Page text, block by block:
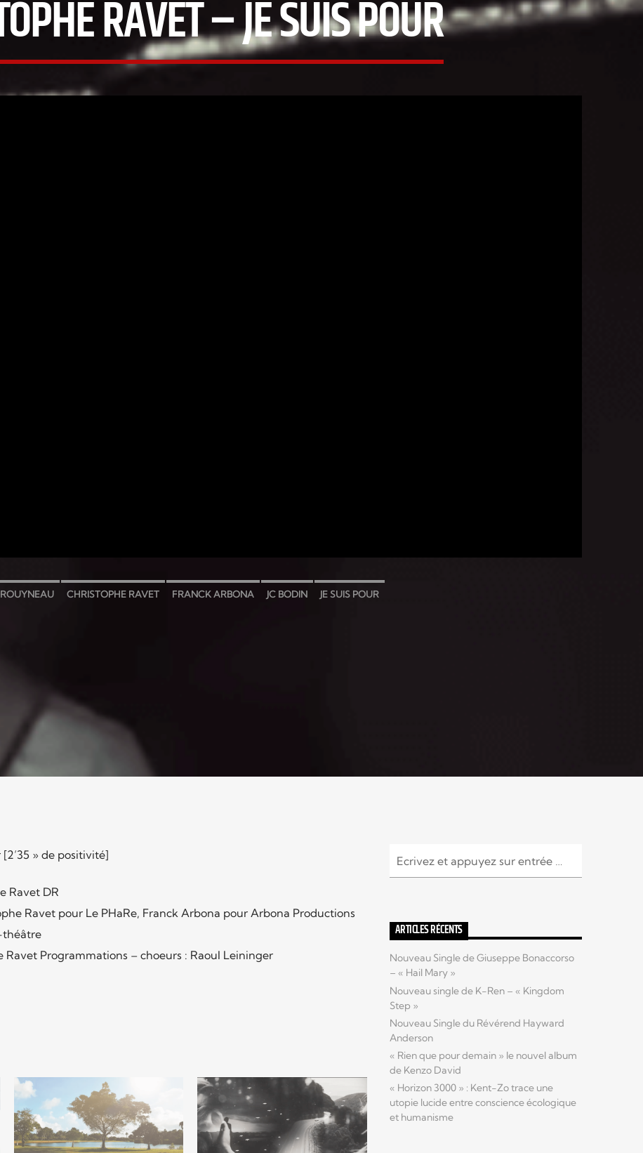
RAVET – JE SUIS POUR
CHRISTOPHE RAVET FRANCK ARBONA JC BODIN JE SUIS POUR
» de positivité]
Ravet DR
Ravet pour Le PHaRe, Franck Arbona pour Arbona Productions
théâtre
Programmations – choeurs : Raoul Leininger
ARTICLES RÉCENTS
Nouveau Single de Giuseppe Bonaccorso
– « Hail Mary »
Nouveau single de K-Ren – « Kingdom
Step »
Nouveau Single du Révérend Hayward
Anderson
« Rien que pour demain » le nouvel album
de Kenzo David
« Horizon 3000 » : Kent-Zo trace une
utopie lucide entre conscience écologique
et humanisme